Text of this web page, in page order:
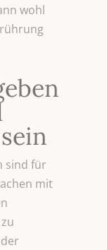
wohl
sind für
mit